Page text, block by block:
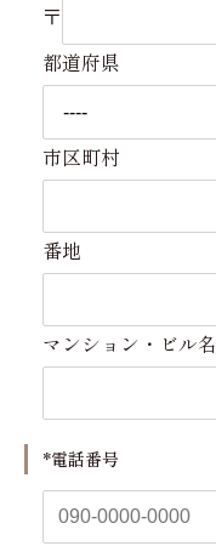
〒
都道府県
市区町村
番地
マンション・ビル名
*電話番号